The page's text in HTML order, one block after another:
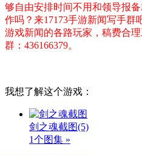
够自由安排时间不用和领导报
作吗？来17173手游新闻写手群
游戏新闻的各路玩家，稿费合
群：436166379。
我想了解这个游戏：
剑之魂截图(5)
1个图集 »